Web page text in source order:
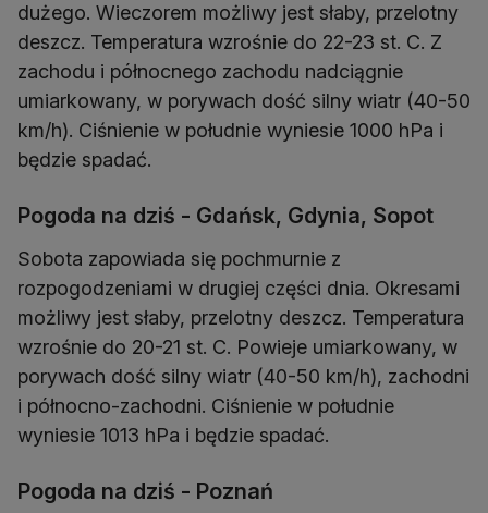
dużego. Wieczorem możliwy jest słaby, przelotny
deszcz. Temperatura wzrośnie do 22-23 st. C. Z
zachodu i północnego zachodu nadciągnie
umiarkowany, w porywach dość silny wiatr (40-50
km/h). Ciśnienie w południe wyniesie 1000 hPa i
będzie spadać.
Pogoda na dziś - Gdańsk, Gdynia, Sopot
Sobota zapowiada się pochmurnie z
rozpogodzeniami w drugiej części dnia. Okresami
możliwy jest słaby, przelotny deszcz. Temperatura
wzrośnie do 20-21 st. C. Powieje umiarkowany, w
porywach dość silny wiatr (40-50 km/h), zachodni
i północno-zachodni. Ciśnienie w południe
wyniesie 1013 hPa i będzie spadać.
Pogoda na dziś - Poznań